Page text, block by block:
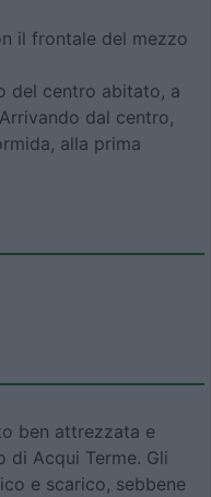
il frontale del mezzo
del centro abitato, a
dal centro,
alla prima
ben attrezzata e
di Acqui Terme. Gli
e scarico, sebbene